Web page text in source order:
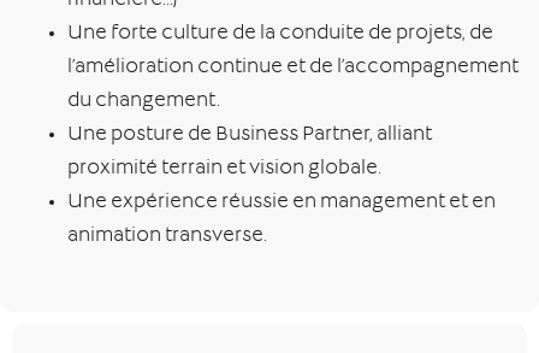
Une forte culture de la conduite de projets, de
l’amélioration continue et de l’accompagnement
du changement.
Une posture de Business Partner, alliant
proximité terrain et vision globale.
Une expérience réussie en management et en
animation transverse.